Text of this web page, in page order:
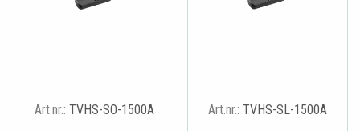
Art.nr.: TVHS-SO-1500A
Art.nr.: TVHS-SL-1500A